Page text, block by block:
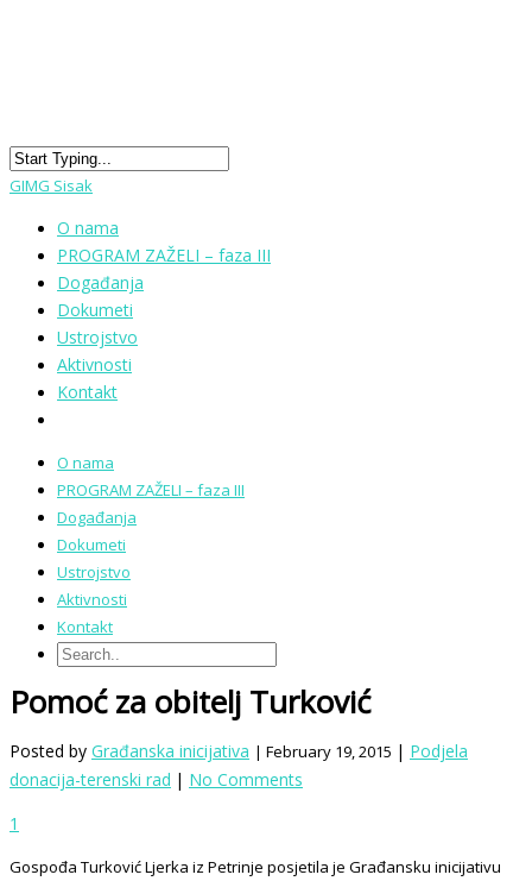
GIMG Sisak
O nama
PROGRAM ZAŽELI – faza III
Događanja
Dokumeti
Ustrojstvo
Aktivnosti
Kontakt
O nama
PROGRAM ZAŽELI – faza III
Događanja
Dokumeti
Ustrojstvo
Aktivnosti
Kontakt
Pomoć za obitelj Turković
Posted by Građanska inicijativa | February 19, 2015 | Podjela
donacija-terenski rad | No Comments
1
Gospođa Turković Ljerka iz Petrinje posjetila je Građansku inicijativu